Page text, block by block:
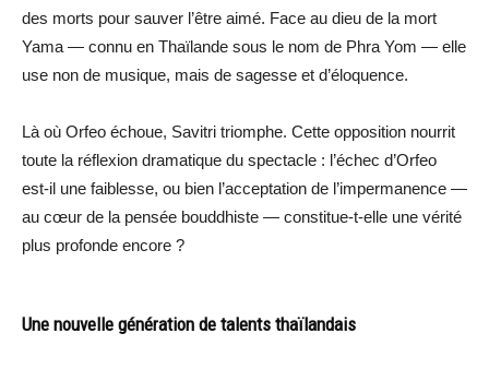
des morts pour sauver l’être aimé. Face au dieu de la mort
Yama — connu en Thaïlande sous le nom de Phra Yom — elle
use non de musique, mais de sagesse et d’éloquence.
Là où Orfeo échoue, Savitri triomphe. Cette opposition nourrit
toute la réflexion dramatique du spectacle : l’échec d’Orfeo
est-il une faiblesse, ou bien l’acceptation de l’impermanence —
au cœur de la pensée bouddhiste — constitue-t-elle une vérité
plus profonde encore ?
Une nouvelle génération de talents thaïlandais